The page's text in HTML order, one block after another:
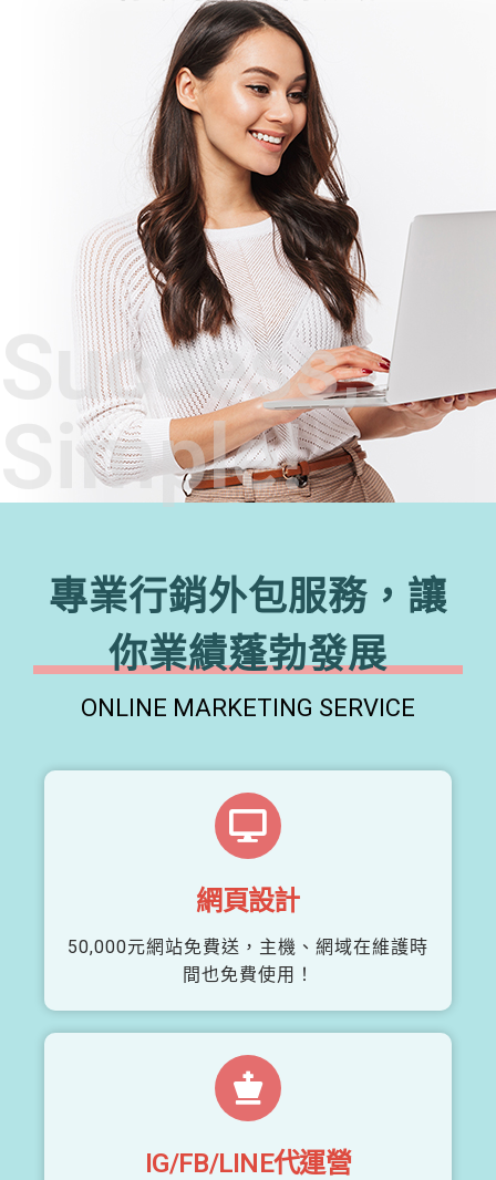
Success,
Simple!
專業行銷外包服務，讓
你業績蓬勃發展
ONLINE MARKETING SERVICE
網頁設計
50,000元網站免費送，主機、網域在維護時
間也免費使用！
IG/FB/LINE代運營